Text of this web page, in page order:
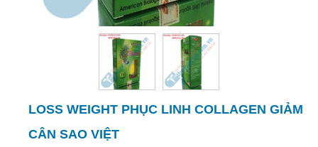
hóa
Chăm
sóc
LOSS WEIGHT PHỤC LINH COLLAGEN GIẢM
CÂN SAO VIỆT